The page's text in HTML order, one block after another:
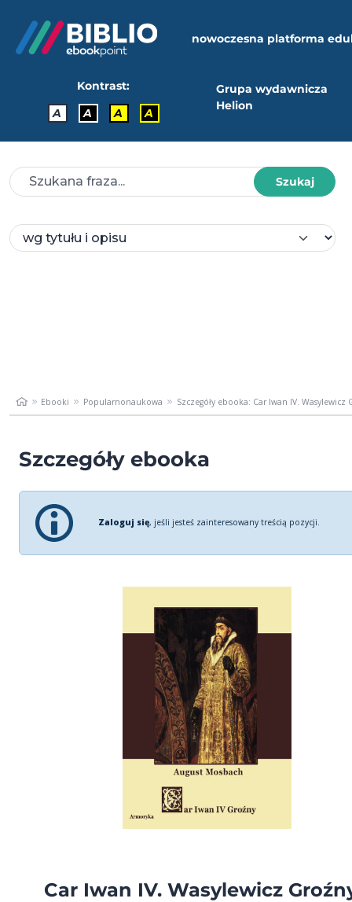
nowoczesna platforma
Kontrast:
A
A A A
Grupa wydawnicza
Helion
Szukaj
Ebooki Popularnonaukowa Szczegóły ebooka: Car Iwan IV. Wasylewicz
Szczegóły ebooka
Zaloguj się, jeśli jesteś zainteresowany treścią pozycji.
Car Iwan IV. Wasylewicz